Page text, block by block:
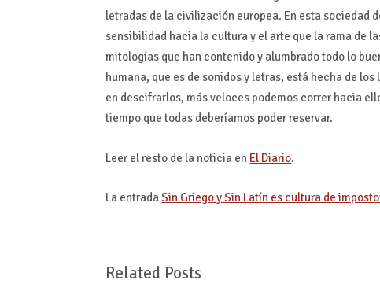
letradas de la civilización europea. En esta sociedad
sensibilidad hacia la cultura y el arte que la rama de
mitologías que han contenido y alumbrado todo lo
humana, que es de sonidos y letras, está hecha de
en descifrarlos, más veloces podemos correr hacia
tiempo que todas deberíamos poder reservar.
Leer el resto de la noticia en El Diario.
La entradaSin Griego y Sin Latín es cultura de
Related Posts